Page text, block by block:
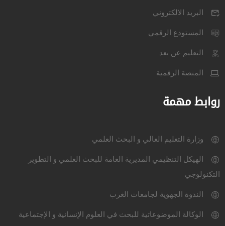
البريد الالكتروني
المستودع الرقمي
التعليم عن بعد
المنصة الرقمية
روابط مهمة
وزارة التعليم العالي و البحث العلمي
الهيكل التنظيمي المديرية العامة للبحث العلمي و التطوير
التكنولوجي
الندوة الجهوية لجامعات الغرب
الوكالة الموضوعاتية للبحث في العلوم الإنسانية و الإجتماعية